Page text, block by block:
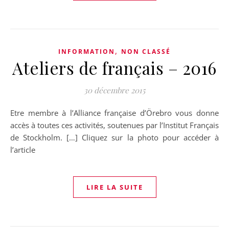
INFORMATION , NON CLASSÉ
Ateliers de français – 2016
30 décembre 2015
Etre membre à l’Alliance française d’Örebro vous donne
accès à toutes ces activités, soutenues par l’Institut Français
de Stockholm. […] Cliquez sur la photo pour accéder à
l’article
LIRE LA SUITE